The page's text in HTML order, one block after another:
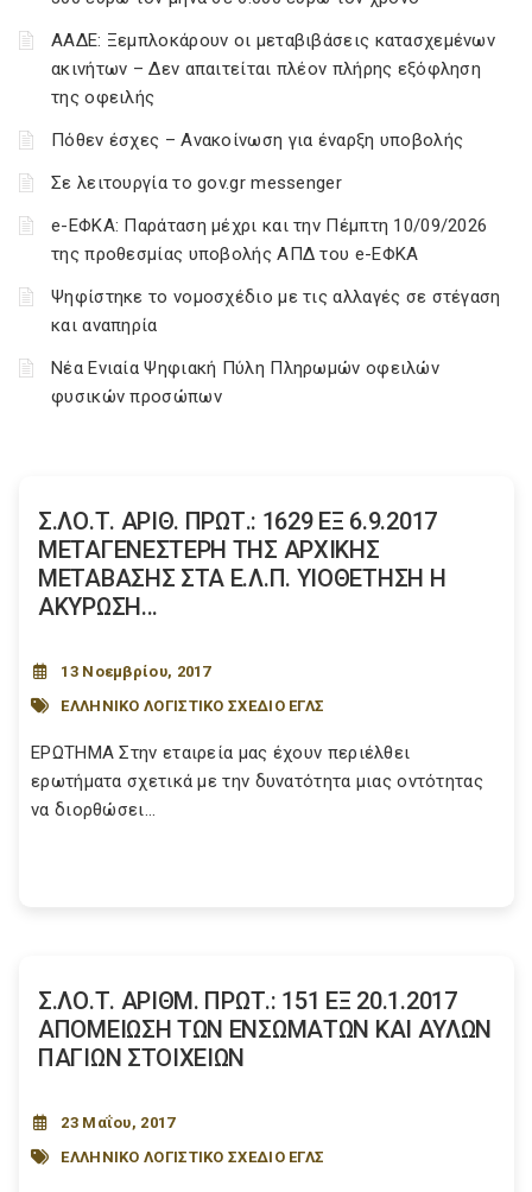
ΑΑΔΕ: Ξεμπλοκάρουν οι μεταβιβάσεις κατασχεμένων
ακινήτων – Δεν απαιτείται πλέον πλήρης εξόφληση
της οφειλής
Πόθεν έσχες – Ανακοίνωση για έναρξη υποβολής
Σε λειτουργία το gov.gr messenger
e-ΕΦΚΑ: Παράταση μέχρι και την Πέμπτη 10/09/2026
της προθεσμίας υποβολής ΑΠΔ του e-ΕΦΚΑ
Ψηφίστηκε το νομοσχέδιο με τις αλλαγές σε στέγαση
και αναπηρία
Νέα Ενιαία Ψηφιακή Πύλη Πληρωμών οφειλών
φυσικών προσώπων
Σ.ΛΟ.Τ. ΑΡΙΘ. ΠΡΩΤ.: 1629 ΕΞ 6.9.2017
ΜΕΤΑΓΕΝΕΣΤΕΡΗ ΤΗΣ ΑΡΧΙΚΗΣ
ΜΕΤΑΒΑΣΗΣ ΣΤΑ Ε.Λ.Π. ΥΙΟΘΕΤΗΣΗ Η
ΑΚΥΡΩΣΗ...
13 Νοεμβρίου, 2017
ΕΛΛΗΝΙΚΟ ΛΟΓΙΣΤΙΚΟ ΣΧΕΔΙΟ ΕΓΛΣ
ΕΡΩΤΗΜΑ Στην εταιρεία μας έχουν περιέλθει
ερωτήματα σχετικά με την δυνατότητα μιας οντότητας
να διορθώσει...
Σ.ΛΟ.Τ. ΑΡΙΘΜ. ΠΡΩΤ.: 151 ΕΞ 20.1.2017
AΠΟΜΕΙΩΣΗ ΤΩΝ ΕΝΣΩΜΑΤΩΝ ΚΑΙ ΑΥΛΩΝ
ΠΑΓΙΩΝ ΣΤΟΙΧΕΙΩΝ
23 Μαΐου, 2017
ΕΛΛΗΝΙΚΟ ΛΟΓΙΣΤΙΚΟ ΣΧΕΔΙΟ ΕΓΛΣ